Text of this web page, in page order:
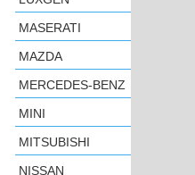
MASERATI
MAZDA
MERCEDES-BENZ
MINI
MITSUBISHI
NISSAN